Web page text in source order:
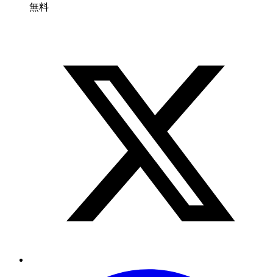
無料